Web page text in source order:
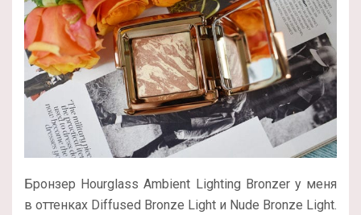
Бронзер Hourglass Ambient Lighting Bronzer у меня
в оттенках Diffused Bronze Light и Nude Bronze Light.